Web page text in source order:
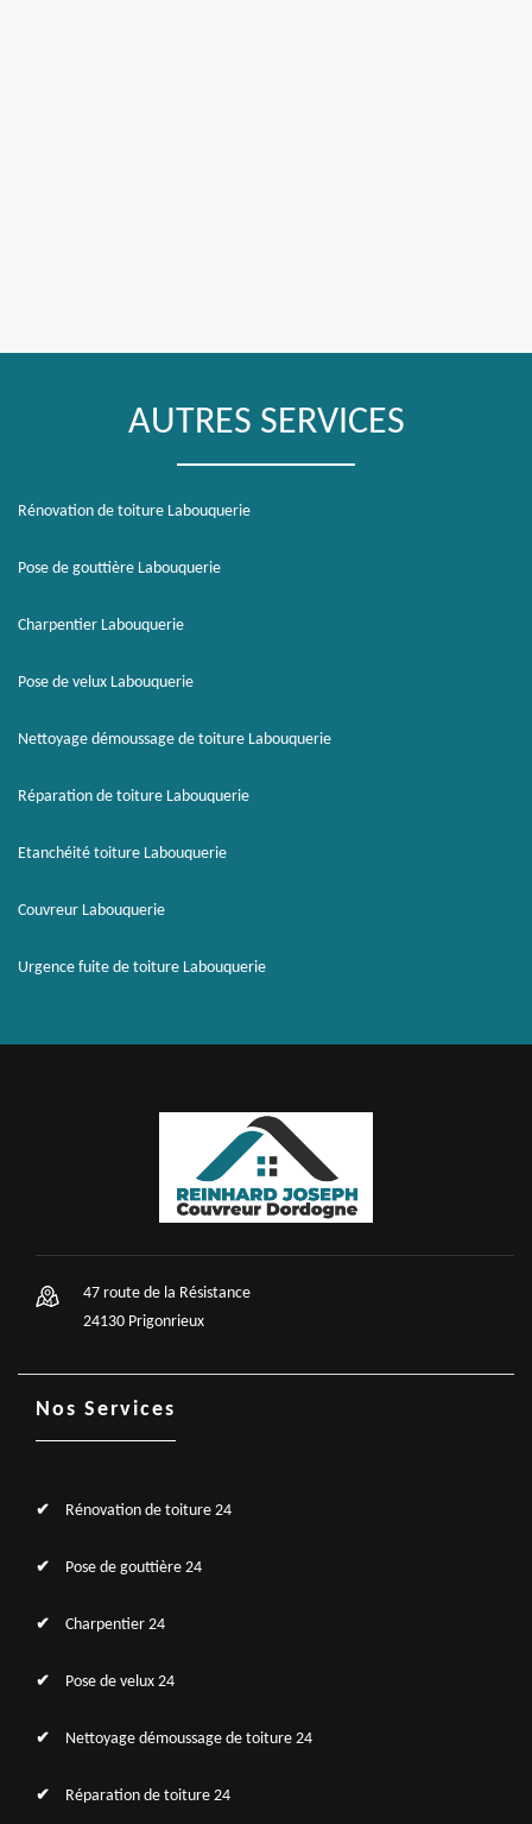
AUTRES SERVICES
Rénovation de toiture Labouquerie
Pose de gouttière Labouquerie
Charpentier Labouquerie
Pose de velux Labouquerie
Nettoyage démoussage de toiture Labouquerie
Réparation de toiture Labouquerie
Etanchéité toiture Labouquerie
Couvreur Labouquerie
Urgence fuite de toiture Labouquerie
47 route de la Résistance
24130 Prigonrieux
Nos Services
Rénovation de toiture 24
Pose de gouttière 24
Charpentier 24
Pose de velux 24
Nettoyage démoussage de toiture 24
Réparation de toiture 24